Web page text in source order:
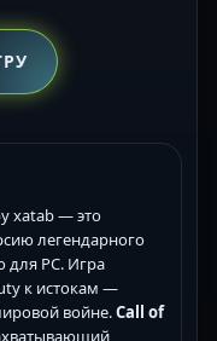
xatab — это
легендарного
для PC. Игра
к истокам —
войне.Call of